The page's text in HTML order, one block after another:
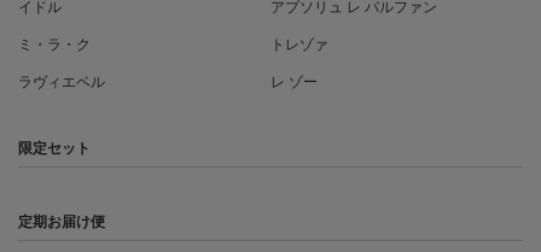
イドル アプソリュ レ パルファン
ミ・ラ・ク トレゾァ
ラヴィエベル レ ゾー
限定セット
定期お届け便